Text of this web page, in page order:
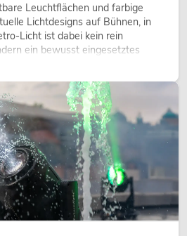
Leuchtflächen und farbige
Lichtdesigns auf Bühnen, in
Licht ist dabei kein rein
ein bewusst eingesetztes
Atmosphäre, gibt Szenen
LED-Setups emotionaler